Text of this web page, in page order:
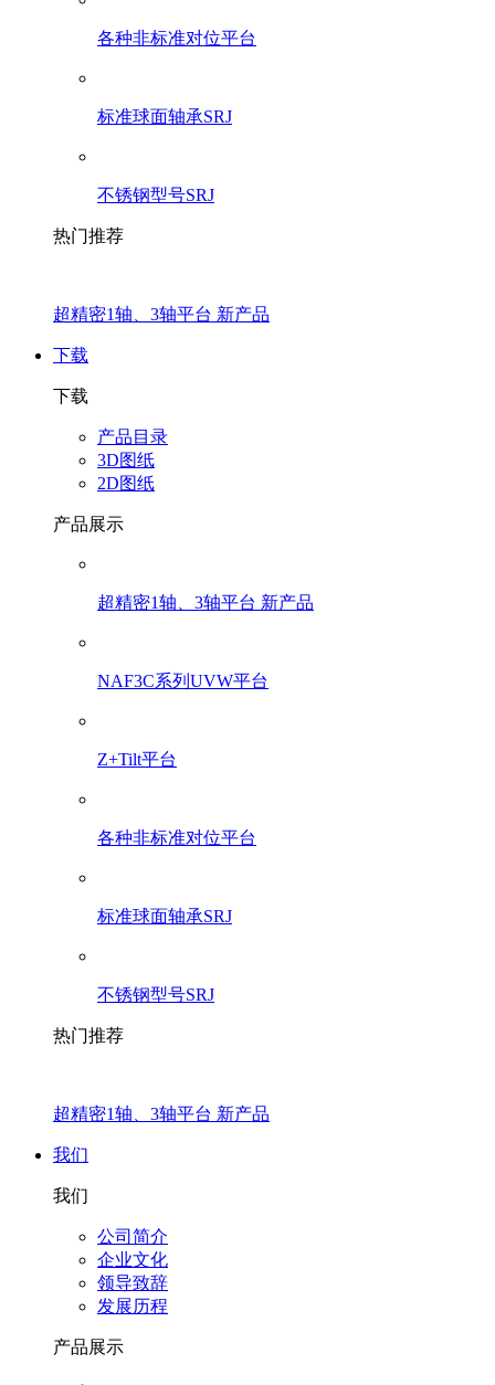
各种非标准对位平台
标准球面轴承SRJ
不锈钢型号SRJ
热门推荐
超精密1轴、3轴平台 新产品
下载
下载
产品目录
3D图纸
2D图纸
产品展示
超精密1轴、3轴平台 新产品
NAF3C系列UVW平台
Z+Tilt平台
各种非标准对位平台
标准球面轴承SRJ
不锈钢型号SRJ
热门推荐
超精密1轴、3轴平台 新产品
我们
我们
公司简介
企业文化
领导致辞
发展历程
产品展示